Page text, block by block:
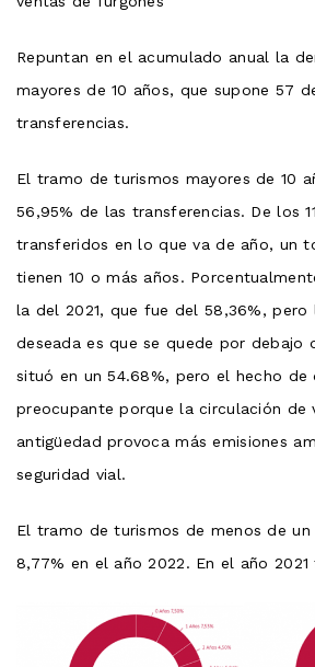
Repuntan en el acumulado anual la
mayores de 10 años, que supone 57
transferencias.
El tramo de turismos mayores de 10
56,95% de las transferencias. De los
transferidos en lo que va de año, un
tienen 10 o más años.
la del 2021, que fue del 58,36%, pero
deseada es que se quede por debajo
situó en un 54.68%, pero el hecho de
preocupante porque la circulación de
antigüedad provoca más emisiones
seguridad vial.
El tramo de turismos de menos de un
8,77% en el año 2022. En el año 2021